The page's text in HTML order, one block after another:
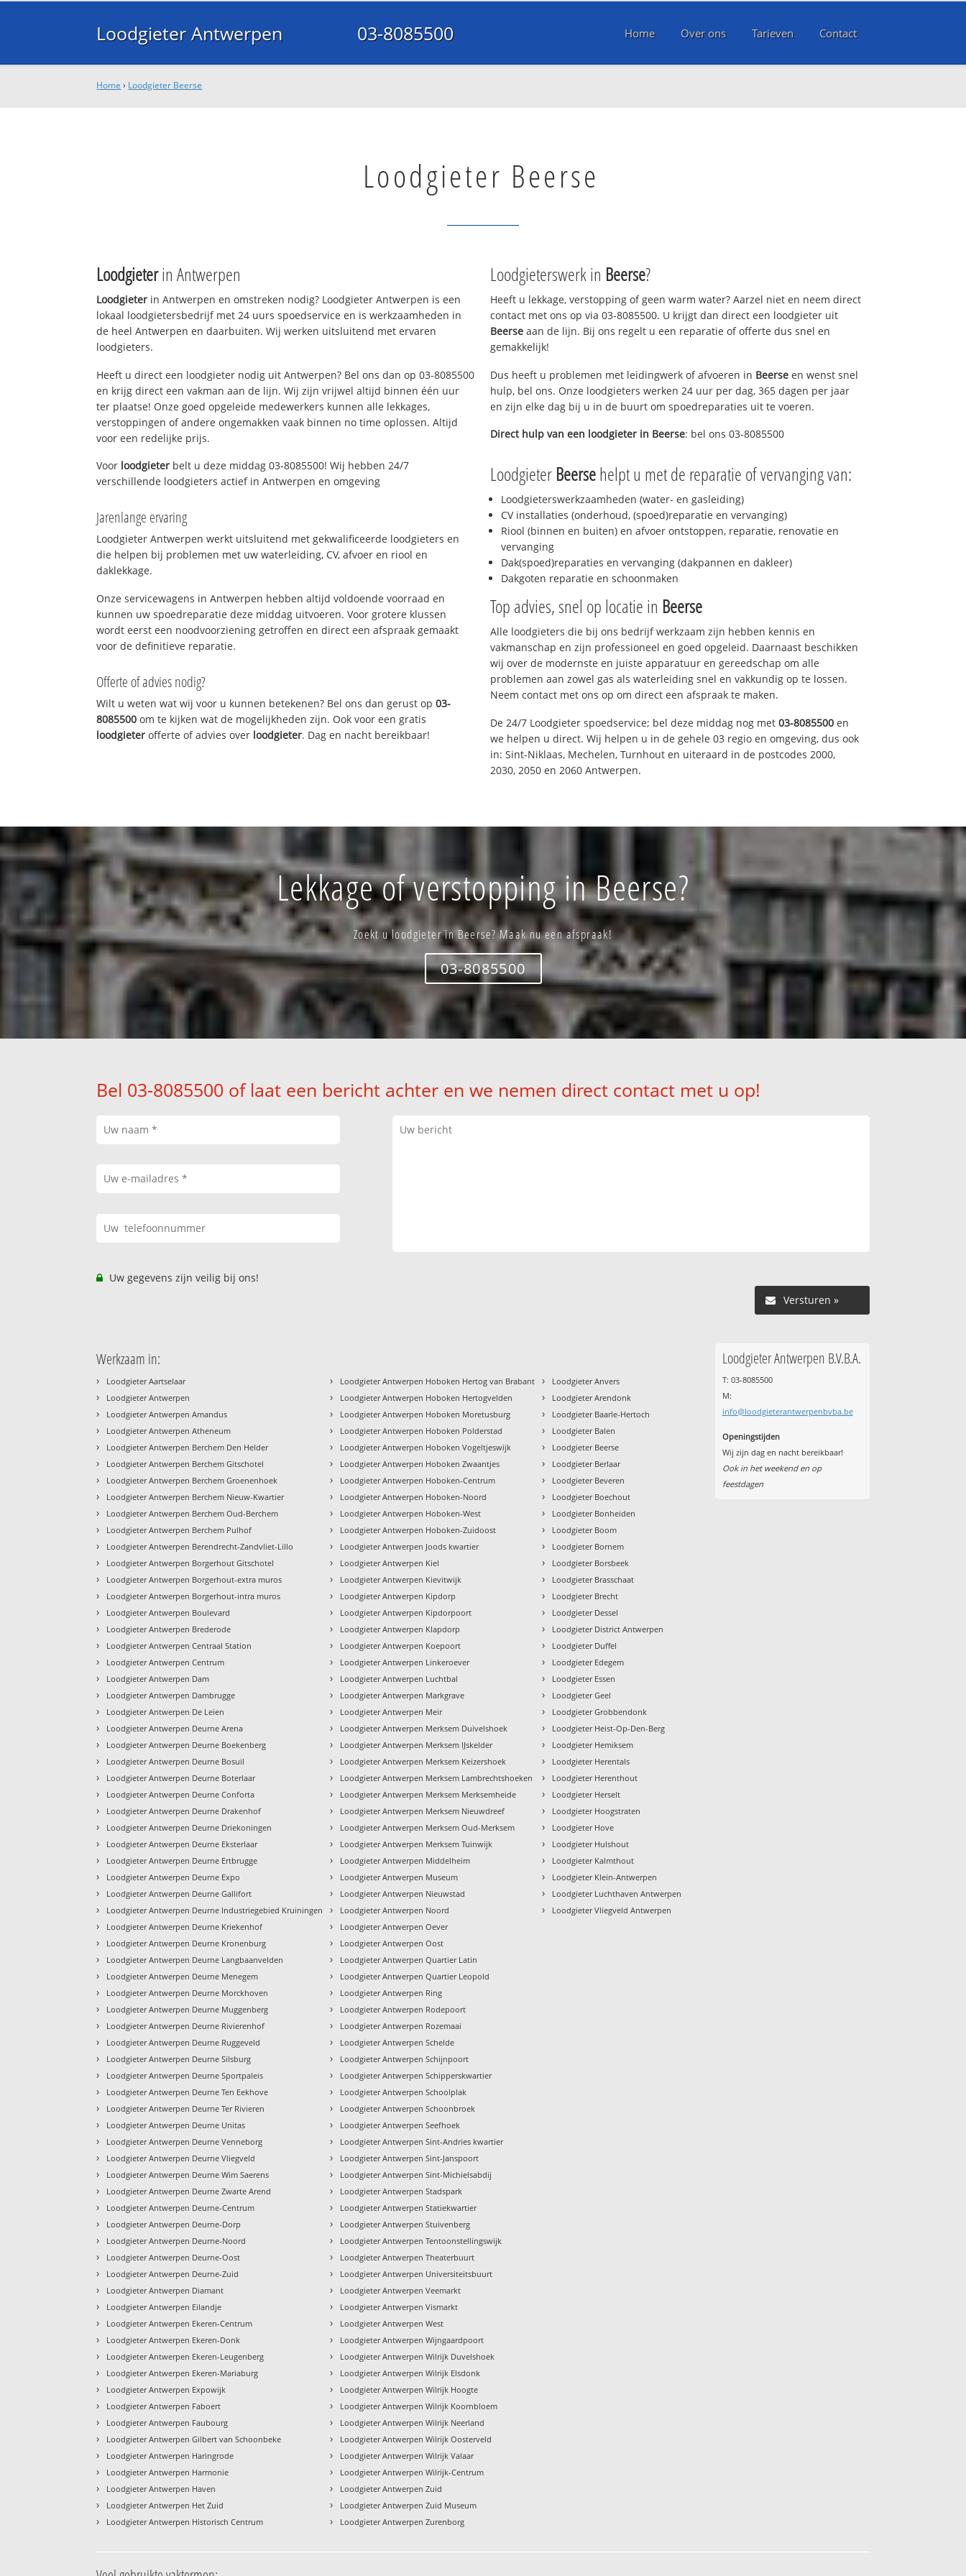
Loodgieter Antwerpen 03-8085500 Home Over ons Tarieven Contact
Home › Loodgieter Beerse
Loodgieter Beerse
Loodgieterin Antwerpen
Loodgieter in Antwerpen en omstreken nodig? Loodgieter Antwerpen is een
lokaal loodgietersbedrijf met 24 uurs spoedservice en is werkzaamheden in
de heel Antwerpen en daarbuiten. Wij werken uitsluitend met ervaren
loodgieters.
Heeft u direct een loodgieter nodig uit Antwerpen? Bel ons dan op 03-8085500
en krijg direct een vakman aan de lijn. Wij zijn vrijwel altijd binnen één uur
ter plaatse! Onze goed opgeleide medewerkers kunnen alle lekkages,
verstoppingen of andere ongemakken vaak binnen no time oplossen. Altijd
voor een redelijke prijs.
Voor loodgieter belt u deze middag 03-8085500! Wij hebben 24/7
verschillende loodgieters actief in Antwerpen en omgeving
Jarenlange ervaring
Loodgieter Antwerpen werkt uitsluitend met gekwalificeerde loodgieters en
die helpen bij problemen met uw waterleiding, CV, afvoer en riool en
daklekkage.
Onze servicewagens in Antwerpen hebben altijd voldoende voorraad en
kunnen uw spoedreparatie deze middag uitvoeren. Voor grotere klussen
wordt eerst een noodvoorziening getroffen en direct een afspraak gemaakt
voor de definitieve reparatie.
Offerte of advies nodig?
Wilt u weten wat wij voor u kunnen betekenen? Bel ons dan gerust op03-
8085500 om te kijken wat de mogelijkheden zijn. Ook voor een gratis
loodgieter offerte of advies over loodgieter. Dag en nacht bereikbaar!
Loodgieterswerk in Beerse?
Heeft u lekkage, verstopping of geen warm water? Aarzel niet en neem direct
contact met ons op via 03-8085500. U krijgt dan direct een loodgieter uit
Beerse aan de lijn. Bij ons regelt u een reparatie of offerte dus snel en
gemakkelijk!
Dus heeft u problemen met leidingwerk of afvoeren in Beerse en wenst snel
hulp, bel ons. Onze loodgieters werken 24 uur per dag, 365 dagen per jaar
en zijn elke dag bij u in de buurt om spoedreparaties uit te voeren.
Direct hulp van een loodgieter in Beerse: bel ons 03-8085500
Loodgieter Beersehelpt u met de reparatie of vervanging van:
Loodgieterswerkzaamheden (water- en gasleiding)
CV installaties (onderhoud, (spoed)reparatie en vervanging)
Riool (binnen en buiten) en afvoer ontstoppen, reparatie, renovatie en
vervanging
Dak(spoed)reparaties en vervanging (dakpannen en dakleer)
Dakgoten reparatie en schoonmaken
Top advies, snel op locatie in Beerse
Alle loodgieters die bij ons bedrijf werkzaam zijn hebben kennis en
vakmanschap en zijn professioneel en goed opgeleid. Daarnaast beschikken
wij over de modernste en juiste apparatuur en gereedschap om alle
problemen aan zowel gas als waterleiding snel en vakkundig op te lossen.
Neem contact met ons op om direct een afspraak te maken.
De 24/7 Loodgieter spoedservice; bel deze middag nog met 03-8085500 en
we helpen u direct. Wij helpen u in de gehele 03 regio en omgeving, dus ook
in: Sint-Niklaas, Mechelen, Turnhout en uiteraard in de postcodes 2000,
2030, 2050 en 2060 Antwerpen.
Lekkage of verstopping in Beerse?
Zoekt u loodgieter in Beerse? Maak nu een afspraak!
03-8085500
Bel 03-8085500 of laat een bericht achter en we nemen direct contact met u op!
Uw gegevens zijn veilig bij ons!
Versturen »
Werkzaam in:
› Loodgieter Aartselaar
› Loodgieter Antwerpen
› Loodgieter Antwerpen Amandus
› Loodgieter Antwerpen Atheneum
› Loodgieter Antwerpen Berchem Den Helder
› Loodgieter Antwerpen Berchem Gitschotel
› Loodgieter Antwerpen Berchem Groenenhoek
› Loodgieter Antwerpen Berchem Nieuw-Kwartier
› Loodgieter Antwerpen Berchem Oud-Berchem
› Loodgieter Antwerpen Berchem Pulhof
› Loodgieter Antwerpen Berendrecht-Zandvliet-Lillo
› Loodgieter Antwerpen Borgerhout Gitschotel
› Loodgieter Antwerpen Borgerhout-extra muros
› Loodgieter Antwerpen Borgerhout-intra muros
› Loodgieter Antwerpen Boulevard
› Loodgieter Antwerpen Brederode
› Loodgieter Antwerpen Centraal Station
› Loodgieter Antwerpen Centrum
› Loodgieter Antwerpen Dam
› Loodgieter Antwerpen Dambrugge
› Loodgieter Antwerpen De Leien
› Loodgieter Antwerpen Deurne Arena
› Loodgieter Antwerpen Deurne Boekenberg
› Loodgieter Antwerpen Deurne Bosuil
› Loodgieter Antwerpen Deurne Boterlaar
› Loodgieter Antwerpen Deurne Conforta
› Loodgieter Antwerpen Deurne Drakenhof
› Loodgieter Antwerpen Deurne Driekoningen
› Loodgieter Antwerpen Deurne Eksterlaar
› Loodgieter Antwerpen Deurne Ertbrugge
› Loodgieter Antwerpen Deurne Expo
› Loodgieter Antwerpen Deurne Gallifort
› Loodgieter Antwerpen Deurne Industriegebied Kruiningen
› Loodgieter Antwerpen Deurne Kriekenhof
› Loodgieter Antwerpen Deurne Kronenburg
› Loodgieter Antwerpen Deurne Langbaanvelden
› Loodgieter Antwerpen Deurne Menegem
› Loodgieter Antwerpen Deurne Morckhoven
› Loodgieter Antwerpen Deurne Muggenberg
› Loodgieter Antwerpen Deurne Rivierenhof
› Loodgieter Antwerpen Deurne Ruggeveld
› Loodgieter Antwerpen Deurne Silsburg
› Loodgieter Antwerpen Deurne Sportpaleis
› Loodgieter Antwerpen Deurne Ten Eekhove
› Loodgieter Antwerpen Deurne Ter Rivieren
› Loodgieter Antwerpen Deurne Unitas
› Loodgieter Antwerpen Deurne Venneborg
› Loodgieter Antwerpen Deurne Vliegveld
› Loodgieter Antwerpen Deurne Wim Saerens
› Loodgieter Antwerpen Deurne Zwarte Arend
› Loodgieter Antwerpen Deurne-Centrum
› Loodgieter Antwerpen Deurne-Dorp
› Loodgieter Antwerpen Deurne-Noord
› Loodgieter Antwerpen Deurne-Oost
› Loodgieter Antwerpen Deurne-Zuid
› Loodgieter Antwerpen Diamant
› Loodgieter Antwerpen Eilandje
› Loodgieter Antwerpen Ekeren-Centrum
› Loodgieter Antwerpen Ekeren-Donk
› Loodgieter Antwerpen Ekeren-Leugenberg
› Loodgieter Antwerpen Ekeren-Mariaburg
› Loodgieter Antwerpen Expowijk
› Loodgieter Antwerpen Faboert
› Loodgieter Antwerpen Faubourg
› Loodgieter Antwerpen Gilbert van Schoonbeke
› Loodgieter Antwerpen Haringrode
› Loodgieter Antwerpen Harmonie
› Loodgieter Antwerpen Haven
› Loodgieter Antwerpen Het Zuid
› Loodgieter Antwerpen Historisch Centrum
› Loodgieter Antwerpen Hoboken Hertog van Brabant
› Loodgieter Antwerpen Hoboken Hertogvelden
› Loodgieter Antwerpen Hoboken Moretusburg
› Loodgieter Antwerpen Hoboken Polderstad
› Loodgieter Antwerpen Hoboken Vogeltjeswijk
› Loodgieter Antwerpen Hoboken Zwaantjes
› Loodgieter Antwerpen Hoboken-Centrum
› Loodgieter Antwerpen Hoboken-Noord
› Loodgieter Antwerpen Hoboken-West
› Loodgieter Antwerpen Hoboken-Zuidoost
› Loodgieter Antwerpen Joods kwartier
› Loodgieter Antwerpen Kiel
› Loodgieter Antwerpen Kievitwijk
› Loodgieter Antwerpen Kipdorp
› Loodgieter Antwerpen Kipdorpoort
› Loodgieter Antwerpen Klapdorp
› Loodgieter Antwerpen Koepoort
› Loodgieter Antwerpen Linkeroever
› Loodgieter Antwerpen Luchtbal
› Loodgieter Antwerpen Markgrave
› Loodgieter Antwerpen Meir
› Loodgieter Antwerpen Merksem Duivelshoek
› Loodgieter Antwerpen Merksem IJskelder
› Loodgieter Antwerpen Merksem Keizershoek
› Loodgieter Antwerpen Merksem Lambrechtshoeken
› Loodgieter Antwerpen Merksem Merksemheide
› Loodgieter Antwerpen Merksem Nieuwdreef
› Loodgieter Antwerpen Merksem Oud-Merksem
› Loodgieter Antwerpen Merksem Tuinwijk
› Loodgieter Antwerpen Middelheim
› Loodgieter Antwerpen Museum
› Loodgieter Antwerpen Nieuwstad
› Loodgieter Antwerpen Noord
› Loodgieter Antwerpen Oever
› Loodgieter Antwerpen Oost
› Loodgieter Antwerpen Quartier Latin
› Loodgieter Antwerpen Quartier Leopold
› Loodgieter Antwerpen Ring
› Loodgieter Antwerpen Rodepoort
› Loodgieter Antwerpen Rozemaai
› Loodgieter Antwerpen Schelde
› Loodgieter Antwerpen Schijnpoort
› Loodgieter Antwerpen Schipperskwartier
› Loodgieter Antwerpen Schoolplak
› Loodgieter Antwerpen Schoonbroek
› Loodgieter Antwerpen Seefhoek
› Loodgieter Antwerpen Sint-Andries kwartier
› Loodgieter Antwerpen Sint-Janspoort
› Loodgieter Antwerpen Sint-Michielsabdij
› Loodgieter Antwerpen Stadspark
› Loodgieter Antwerpen Statiekwartier
› Loodgieter Antwerpen Stuivenberg
› Loodgieter Antwerpen Tentoonstellingswijk
› Loodgieter Antwerpen Theaterbuurt
› Loodgieter Antwerpen Universiteitsbuurt
› Loodgieter Antwerpen Veemarkt
› Loodgieter Antwerpen Vismarkt
› Loodgieter Antwerpen West
› Loodgieter Antwerpen Wijngaardpoort
› Loodgieter Antwerpen Wilrijk Duvelshoek
› Loodgieter Antwerpen Wilrijk Elsdonk
› Loodgieter Antwerpen Wilrijk Hoogte
› Loodgieter Antwerpen Wilrijk Koornbloem
› Loodgieter Antwerpen Wilrijk Neerland
› Loodgieter Antwerpen Wilrijk Oosterveld
› Loodgieter Antwerpen Wilrijk Valaar
› Loodgieter Antwerpen Wilrijk-Centrum
› Loodgieter Antwerpen Zuid
› Loodgieter Antwerpen Zuid Museum
› Loodgieter Antwerpen Zurenborg
› Loodgieter Anvers
› Loodgieter Arendonk
› Loodgieter Baarle-Hertoch
› Loodgieter Balen
› Loodgieter Beerse
› Loodgieter Berlaar
› Loodgieter Beveren
› Loodgieter Boechout
› Loodgieter Bonheiden
› Loodgieter Boom
› Loodgieter Bornem
› Loodgieter Borsbeek
› Loodgieter Brasschaat
› Loodgieter Brecht
› Loodgieter Dessel
› Loodgieter District Antwerpen
› Loodgieter Duffel
› Loodgieter Edegem
› Loodgieter Essen
› Loodgieter Geel
› Loodgieter Grobbendonk
› Loodgieter Heist-Op-Den-Berg
› Loodgieter Hemiksem
› Loodgieter Herentals
› Loodgieter Herenthout
› Loodgieter Herselt
› Loodgieter Hoogstraten
› Loodgieter Hove
› Loodgieter Hulshout
› Loodgieter Kalmthout
› Loodgieter Klein-Antwerpen
› Loodgieter Luchthaven Antwerpen
› Loodgieter Vliegveld Antwerpen
Loodgieter Antwerpen B.V.B.A.
T: 03-8085500
M:
info@loodgieterantwerpenbvba.be
Openingstijden
Wij zijn dag en nacht bereikbaar!
Ook in het weekend en op
feestdagen